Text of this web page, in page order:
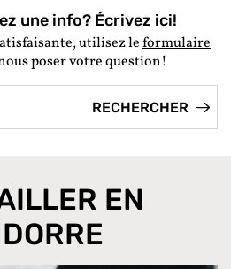
une info? Écrivez ici!
utilisez leformulaire
poser votre question!
EN